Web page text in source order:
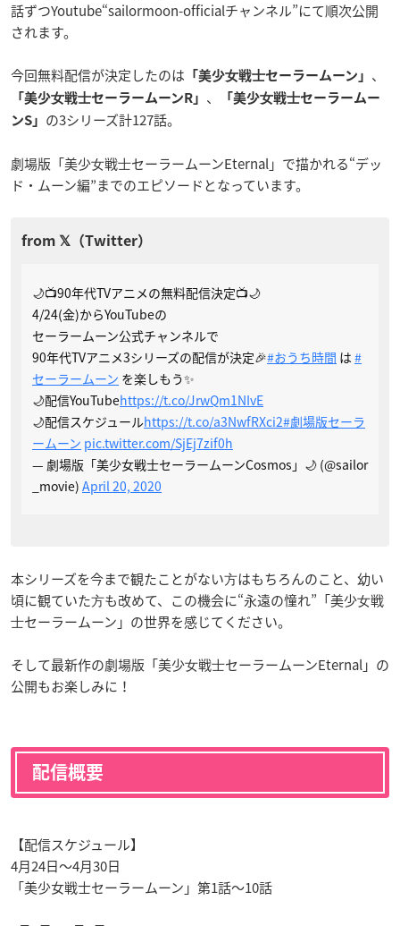
話ずつYoutube“sailormoon-officialチャンネル”にて順次公開
されます。
今回無料配信が決定したのは 「美少⼥戦⼠セーラームーン」 、
「美少⼥戦⼠セーラームーンR」 、
「美少⼥戦⼠セーラームー
ンS」 の3シリーズ計127話。
劇場版「美少⼥戦⼠セーラームーンEternal」で描かれる“デッ
ド・ムーン編”までのエピソードとなっています。
🌙📺90年代TVアニメの無料配信決定📺🌙
4/24(金)からYouTubeの
セーラームーン公式チャンネルで
90年代TVアニメ3シリーズの配信が決定🎉#おうち時間 は #
セーラームーン を楽しもう✨
🌙配信YouTubehttps://t.co/JrwQm1NIvE
🌙配信スケジュールhttps://t.co/a3NwfRXci2#劇場版セーラ
ームーン pic.twitter.com/SjEj7zif0h
— 劇場版「美少女戦士セーラームーンCosmos」🌙 (@sailor
_movie) April 20, 2020
本シリーズを今まで観たことがない⽅はもちろんのこと、幼い
頃に観ていた⽅も改めて、この機会に“永遠の憧れ”「美少⼥戦
⼠セーラームーン」の世界を感じてください。
そして最新作の劇場版「美少⼥戦⼠セーラームーンEternal」の
公開もお楽しみに！
配信概要
【配信スケジュール】
4月24日〜4月30日
「美少女戦士セーラームーン」第1話〜10話